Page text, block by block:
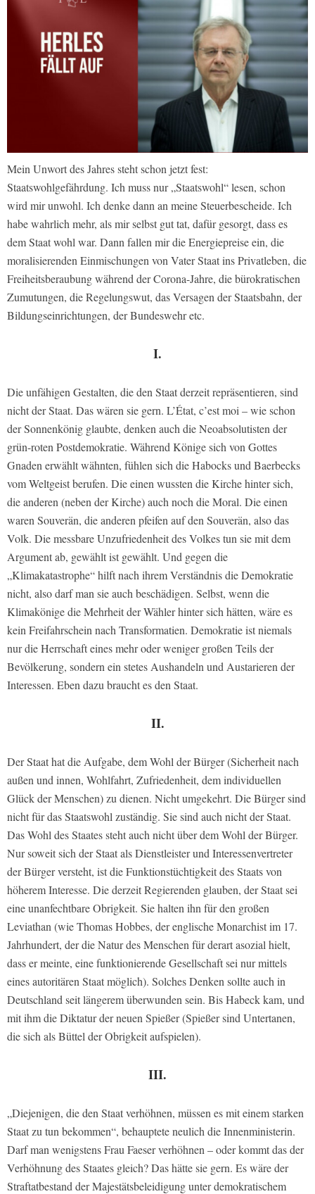
Mein Unwort des Jahres steht schon jetzt fest:
Staatswohlgefährdung. Ich muss nur „Staatswohl“ lesen, schon
wird mir unwohl. Ich denke dann an meine Steuerbescheide. Ich
habe wahrlich mehr, als mir selbst gut tat, dafür gesorgt, dass es
dem Staat wohl war. Dann fallen mir die Energiepreise ein, die
moralisierenden Einmischungen von Vater Staat ins Privatleben, die
Freiheitsberaubung während der Corona-Jahre, die bürokratischen
Zumutungen, die Regelungswut, das Versagen der Staatsbahn, der
Bildungseinrichtungen, der Bundeswehr etc.
I.
Die unfähigen Gestalten, die den Staat derzeit repräsentieren, sind
nicht der Staat. Das wären sie gern. L’État, c’est moi – wie schon
der Sonnenkönig glaubte, denken auch die Neoabsolutisten der
grün-roten Postdemokratie. Während Könige sich von Gottes
Gnaden erwählt wähnten, fühlen sich die Habocks und Baerbecks
vom Weltgeist berufen. Die einen wussten die Kirche hinter sich,
die anderen (neben der Kirche) auch noch die Moral. Die einen
waren Souverän, die anderen pfeifen auf den Souverän, also das
Volk. Die messbare Unzufriedenheit des Volkes tun sie mit dem
Argument ab, gewählt ist gewählt. Und gegen die
„Klimakatastrophe“ hilft nach ihrem Verständnis die Demokratie
nicht, also darf man sie auch beschädigen. Selbst, wenn die
Klimakönige die Mehrheit der Wähler hinter sich hätten, wäre es
kein Freifahrschein nach Transformatien. Demokratie ist niemals
nur die Herrschaft eines mehr oder weniger großen Teils der
Bevölkerung, sondern ein stetes Aushandeln und Austarieren der
Interessen. Eben dazu braucht es den Staat.
II.
Der Staat hat die Aufgabe, dem Wohl der Bürger (Sicherheit nach
außen und innen, Wohlfahrt, Zufriedenheit, dem individuellen
Glück der Menschen) zu dienen. Nicht umgekehrt. Die Bürger sind
nicht für das Staatswohl zuständig. Sie sind auch nicht der Staat.
Das Wohl des Staates steht auch nicht über dem Wohl der Bürger.
Nur soweit sich der Staat als Dienstleister und Interessenvertreter
der Bürger versteht, ist die Funktionstüchtigkeit des Staats von
höherem Interesse. Die derzeit Regierenden glauben, der Staat sei
eine unanfechtbare Obrigkeit. Sie halten ihn für den großen
Leviathan (wie Thomas Hobbes, der englische Monarchist im 17.
Jahrhundert, der die Natur des Menschen für derart asozial hielt,
dass er meinte, eine funktionierende Gesellschaft sei nur mittels
eines autoritären Staat möglich). Solches Denken sollte auch in
Deutschland seit längerem überwunden sein. Bis Habeck kam, und
mit ihm die Diktatur der neuen Spießer (Spießer sind Untertanen,
die sich als Büttel der Obrigkeit aufspielen).
III.
„Diejenigen, die den Staat verhöhnen, müssen es mit einem starken
Staat zu tun bekommen“, behauptete neulich die Innenministerin.
Darf man wenigstens Frau Faeser verhöhnen – oder kommt das der
Verhöhnung des Staates gleich? Das hätte sie gern. Es wäre der
Straftatbestand der Majestätsbeleidigung unter demokratischem